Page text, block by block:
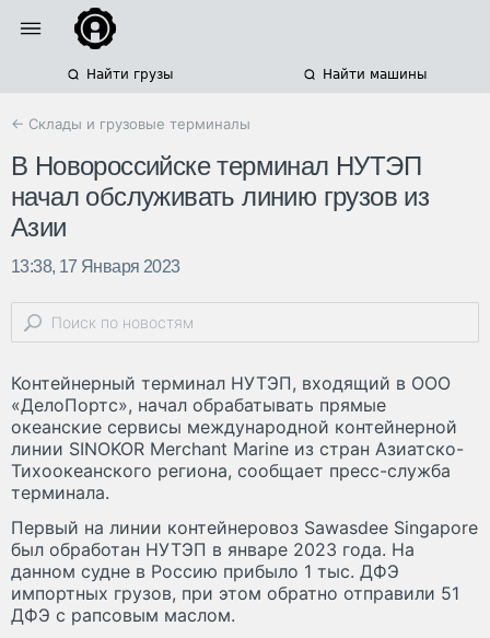
Найти грузы Найти машины
← Склады и грузовые терминалы
В Новороссийске терминал НУТЭП
начал обслуживать линию грузов из
Азии
13:38, 17 Января 2023
Контейнерный терминал НУТЭП, входящий в ООО
«ДелоПортс», начал обрабатывать прямые
океанские сервисы международной контейнерной
линии SINOKOR Merchant Marine из стран Азиатско-
Тихоокеанского региона, сообщает пресс-служба
терминала.
Первый на линии контейнеровоз Sawasdee Singapore
был обработан НУТЭП в январе 2023 года. На
данном судне в Россию прибыло 1 тыс. ДФЭ
импортных грузов, при этом обратно отправили 51
ДФЭ с рапсовым маслом.